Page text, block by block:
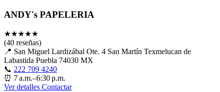
ANDY's PAPELERIA
★★★★★
(40 reseñas)
📍 San Miguel Lardizábal Ote. 4 San Martín Texmelucan de
Labastida Puebla 74030 MX
📞 222 709 4240
⏰ 7 a.m.–6:30 p.m.
Ver detalles Contactar